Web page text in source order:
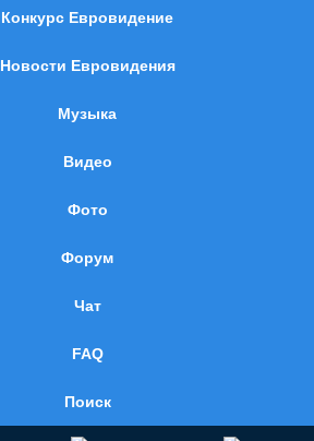
Конкурс Евровидение
Новости Евровидения
Музыка
Видео
Фото
Форум
Чат
FAQ
Поиск